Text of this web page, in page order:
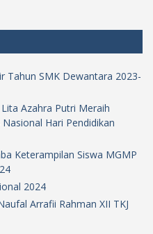
Tahun SMK Dewantara 2023-
Azahra Putri Meraih
Hari Pendidikan
Keterampilan Siswa MGMP
2024
Arrafii Rahman XII TKJ